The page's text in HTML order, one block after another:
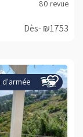
Dès- ₪1753
d'armée